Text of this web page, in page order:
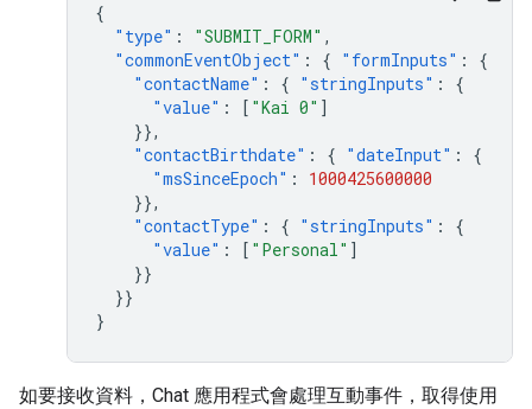
{
"type" : "SUBMIT_FORM" ,
"commonEventObject" : { "formInputs" :
{
"contactName" : { "stringInputs" :
{
"value" : [ "Kai 0" ]
}},
"contactBirthdate" : { "dateInput" :
{
"msSinceEpoch" :
1000425600000
}},
"contactType" : { "stringInputs" :
{
"value" : [ "Personal" ]
}}
}}
}
如要接收資料，Chat 應用程式會處理互動事件，取得使用